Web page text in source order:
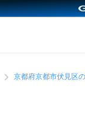
京都府京都市伏見区